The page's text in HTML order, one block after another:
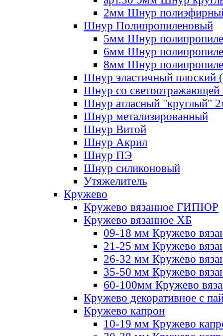
2мм Шнур
Шнур Полипропиленовый
5мм Шнур
6мм Шнур
8мм Шнур
Шнур эластичный плоский
Шнур со светоотражающей
Шнур атласный "круглый"
Шнур метализированный
Шнур Витой
Шнур Акрил
Шнур ПЭ
Шнур силиконовый
Утяжелитель
Кружево
Кружево вязанное ГИПЮР
Кружево вязанное ХБ
09-18 мм Кружево
21-25 мм Кружево
26-32 мм Кружево
35-50 мм Кружево
60-100мм Кружево
Кружево декоративное с
Кружево капрон
10-19 мм Кружево